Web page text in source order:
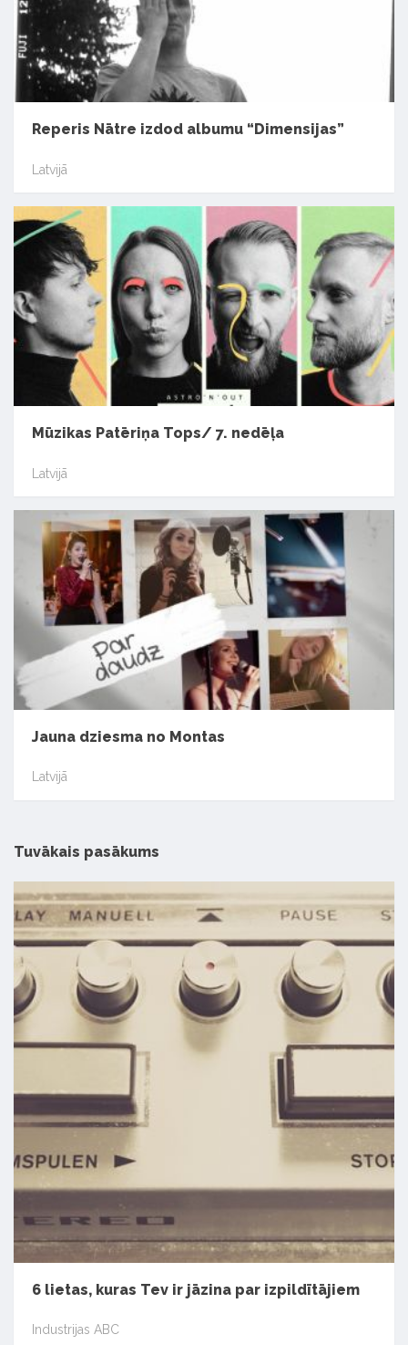
Reperis Nātre izdod albumu “Dimensijas”
Latvijā
Mūzikas Patēriņa Tops/ 7. nedēļa
Latvijā
Jauna dziesma no Montas
Latvijā
Tuvākais pasākums
6 lietas, kuras Tev ir jāzina par izpildītājiem
Industrijas ABC